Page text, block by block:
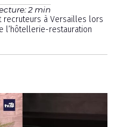
2 min
recruteurs à Versailles lors
l’hôtellerie-restauration